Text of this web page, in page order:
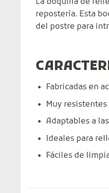
La boquilla de
repostería. Esta
del postre para
Fabricadas en
Muy
Adaptables a
Ideales para
Fáciles de